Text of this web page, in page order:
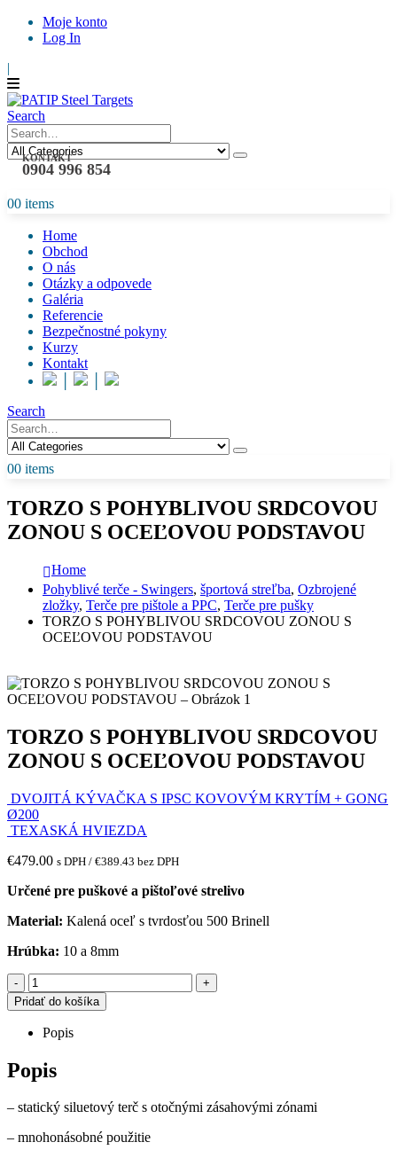
Moje konto
Log In
|
Search
KONTAKT
0904 996 854
00 items
Home
Obchod
O nás
Otázky a odpovede
Galéria
Referencie
Bezpečnostné pokyny
Kurzy
Kontakt
Search
00 items
TORZO S POHYBLIVOU SRDCOVOU
ZONOU S OCEĽOVOU PODSTAVOU
Home
Pohyblivé terče - Swingers, športová streľba, Ozbrojené
zložky, Terče pre pištole a PPC, Terče pre pušky
TORZO S POHYBLIVOU SRDCOVOU ZONOU S
OCEĽOVOU PODSTAVOU
TORZO S POHYBLIVOU SRDCOVOU
ZONOU S OCEĽOVOU PODSTAVOU
DVOJITÁ KÝVAČKA S IPSC KOVOVÝM KRYTÍM + GONG
Ø200
TEXASKÁ HVIEZDA
€479.00 s DPH / €389.43 bez DPH
Určené pre puškové a pištoľové strelivo
Material: Kalená oceľ s tvrdosťou 500 Brinell
Hrúbka: 10 a 8mm
-
+
Pridať do košíka
Popis
Popis
– statický siluetový terč s otočnými zásahovými zónami
– mnohonásobné použitie